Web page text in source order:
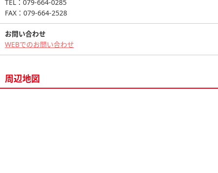
TEL：079-664-0285
FAX：079-664-2528
お問い合わせ
WEBでのお問い合わせ
周辺地図